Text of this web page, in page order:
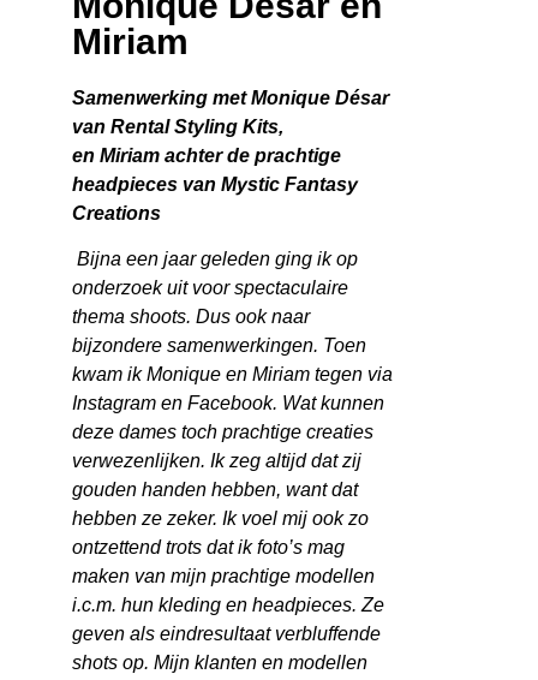
Miriam
Samenwerking met Monique Désar
van Rental Styling Kits,
en Miriam achter de prachtige
headpieces van Mystic Fantasy
Creations
Bijna een jaar geleden ging ik op
onderzoek uit voor spectaculaire
thema shoots. Dus ook naar
bijzondere samenwerkingen. Toen
kwam ik Monique en Miriam tegen via
Instagram en Facebook. Wat kunnen
deze dames toch prachtige creaties
verwezenlijken. Ik zeg altijd dat zij
gouden handen hebben, want dat
hebben ze zeker. Ik voel mij ook zo
ontzettend trots dat ik foto’s mag
maken van mijn prachtige modellen
i.c.m. hun kleding en headpieces. Ze
geven als eindresultaat verbluffende
shots op. Mijn klanten en modellen